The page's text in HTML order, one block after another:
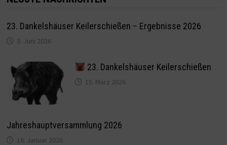
23. Dankelshäuser Keilerschießen – Ergebnisse 2026
3. Juni 2026
23. Dankelshäuser Keilerschießen
15. März 2026
Jahreshauptversammlung 2026
16. Januar 2026